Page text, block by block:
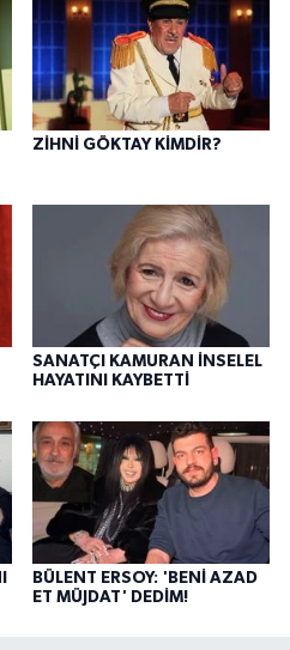
ZİHNİ GÖKTAY KİMDİR?
SANATÇI KAMURAN İNSELEL
HAYATINI KAYBETTİ
BÜLENT ERSOY: 'BENİ AZAD
ET MÜJDAT' DEDİM!